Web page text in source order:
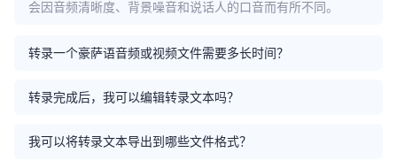
会因音频清晰度、背景噪音和说话人的口音而有所不同。
转录一个豪萨语音频或视频文件需要多长时间？
转录完成后，我可以编辑转录文本吗？
我可以将转录文本导出到哪些文件格式？